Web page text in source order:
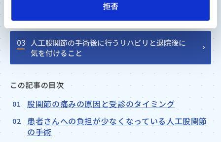
拒否
03
人工股関節の手術後に行うリハビリと退院後に
気を付けること
この記事の目次
股関節の痛みの原因と受診のタイミング
患者さんへの負担が少なくなっている人工股関節
の手術